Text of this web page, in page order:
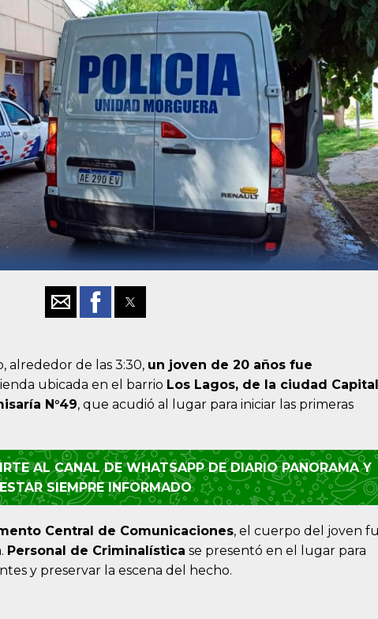
alrededor de las 3:30, un joven de 20 años fue
ubicada en el barrio Los Lagos, de la ciudad Capital
N°49, que acudió al lugar para iniciar las primeras
AL CANAL DE WHATSAPP DE DIARIO PANORAMA Y
SIEMPRE INFORMADO
Central de Comunicaciones, el cuerpo del joven
Personal de Criminalística se presentó en el lugar para
y preservar la escena del hecho.